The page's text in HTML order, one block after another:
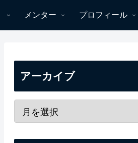
メンター プロフィール
アーカイブ